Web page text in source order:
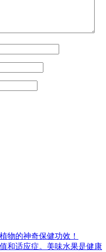
物的神奇保健功效！
和适应症。美味水果是健康